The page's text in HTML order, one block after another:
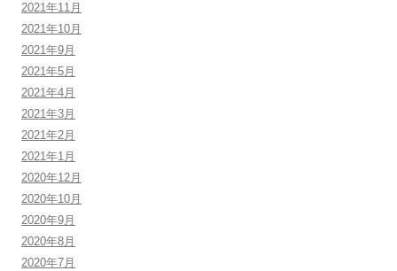
2021年11月
2021年10月
2021年9月
2021年5月
2021年4月
2021年3月
2021年2月
2021年1月
2020年12月
2020年10月
2020年9月
2020年8月
2020年7月